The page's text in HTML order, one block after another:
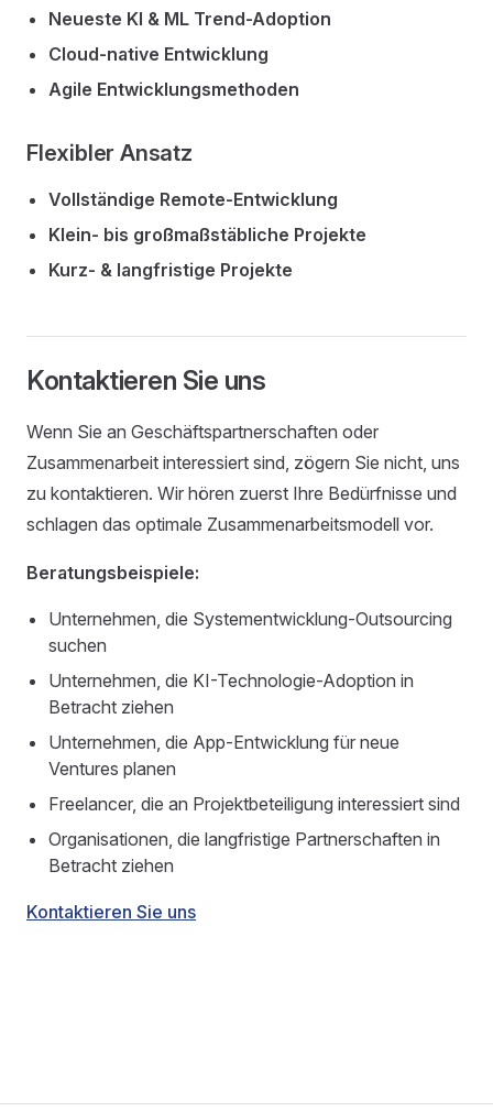
Neueste KI & ML Trend-Adoption
Cloud-native Entwicklung
Agile Entwicklungsmethoden
Flexibler Ansatz
Vollständige Remote-Entwicklung
Klein- bis großmaßstäbliche Projekte
Kurz- & langfristige Projekte
Kontaktieren Sie uns
Wenn Sie an Geschäftspartnerschaften oder
Zusammenarbeit interessiert sind, zögern Sie nicht, uns
zu kontaktieren. Wir hören zuerst Ihre Bedürfnisse und
schlagen das optimale Zusammenarbeitsmodell vor.
Beratungsbeispiele:
Unternehmen, die Systementwicklung-Outsourcing
suchen
Unternehmen, die KI-Technologie-Adoption in
Betracht ziehen
Unternehmen, die App-Entwicklung für neue
Ventures planen
Freelancer, die an Projektbeteiligung interessiert sind
Organisationen, die langfristige Partnerschaften in
Betracht ziehen
Kontaktieren Sie uns